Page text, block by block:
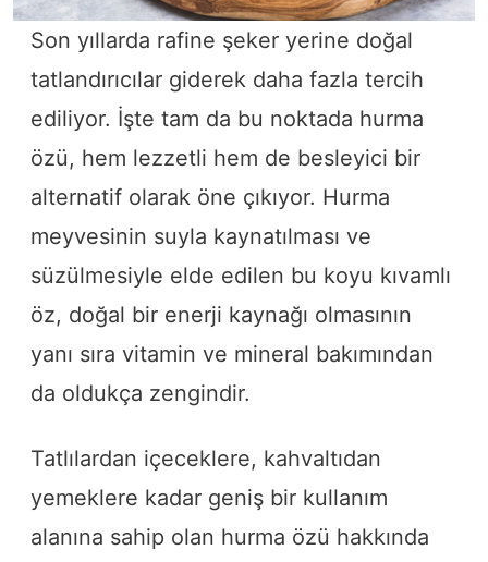
Son yıllarda rafine şeker yerine doğal
tatlandırıcılar giderek daha fazla tercih
ediliyor. İşte tam da bu noktada hurma
özü, hem lezzetli hem de besleyici bir
alternatif olarak öne çıkıyor. Hurma
meyvesinin suyla kaynatılması ve
süzülmesiyle elde edilen bu koyu kıvamlı
öz, doğal bir enerji kaynağı olmasının
yanı sıra vitamin ve mineral bakımından
da oldukça zengindir.
Tatlılardan içeceklere, kahvaltıdan
yemeklere kadar geniş bir kullanım
alanına sahip olan hurma özü hakkında